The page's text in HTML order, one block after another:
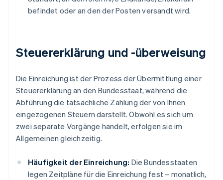
befindet oder an den der Posten versandt wird.
Steuererklärung und -überweisung
Die Einreichung ist der Prozess der Übermittlung einer
Steuererklärung an den Bundesstaat, während die
Abführung die tatsächliche Zahlung der von Ihnen
eingezogenen Steuern darstellt. Obwohl es sich um
zwei separate Vorgänge handelt, erfolgen sie im
Allgemeinen gleichzeitig.
Häufigkeit der Einreichung: Die Bundesstaaten
legen Zeitpläne für die Einreichung fest – monatlich,